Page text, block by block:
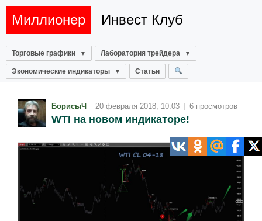
Миллионер Инвест Клуб
Торговые графики Лаборатория трейдера
Экономические индикаторы Статьи
БорисыЧ 20 февраля 2018, 10:03 | 6 просмотров
WTI на новом индикаторе!